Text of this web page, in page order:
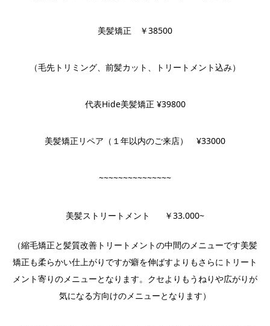
美髪矯正 ￥38500
（毛先トリミング、前髪カット、トリートメント込み）
代表Hide美髪矯正 ¥39800
美髪矯正リペア（１年以内のご来店） ¥33000
~~~~~~~~~~~~~~~
美髪ストリートメント ￥33.000~
（縮毛矯正と髪質改善トリートメントの中間のメニューです美髪
矯正も柔らかい仕上がりですが癖を伸ばすよりもさらにトリート
メント寄りのメニューとなります。クセよりもうねりや広がりが
気になる方向けのメニューとなります）